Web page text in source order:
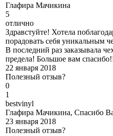
Глафира Мачикина
5
отлично
Здравстуйте! Хотела
порадовать себя уникальным
В последний раз заказывала
предела! Большое вам
22 января 2018
Полезный отзыв?
0
1
bestvinyl
Глафира Мачикина, Спасибо
23 января 2018
Полезный отзыв?